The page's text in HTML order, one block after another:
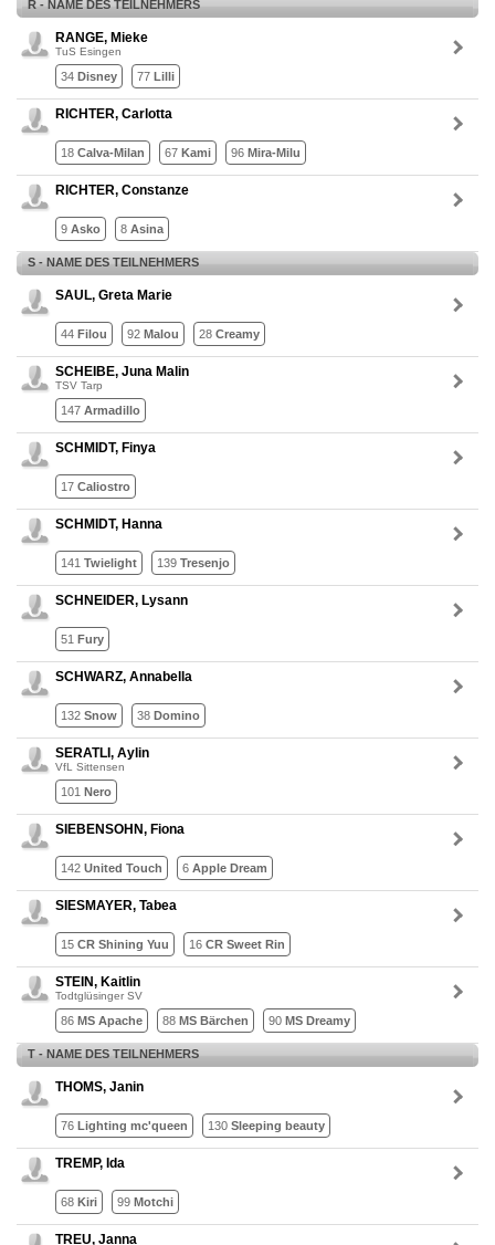
R - NAME DES TEILNEHMERS
RANGE, Mieke
TuS Esingen
34 Disney 77 Lilli
RICHTER, Carlotta
18 Calva-Milan 67 Kami 96 Mira-Milu
RICHTER, Constanze
9 Asko 8 Asina
S - NAME DES TEILNEHMERS
SAUL, Greta Marie
44 Filou 92 Malou 28 Creamy
SCHEIBE, Juna Malin
TSV Tarp
147 Armadillo
SCHMIDT, Finya
17 Caliostro
SCHMIDT, Hanna
141 Twielight 139 Tresenjo
SCHNEIDER, Lysann
51 Fury
SCHWARZ, Annabella
132 Snow 38 Domino
SERATLI, Aylin
VfL Sittensen
101 Nero
SIEBENSOHN, Fiona
142 United Touch 6 Apple Dream
SIESMAYER, Tabea
15 CR Shining Yuu 16 CR Sweet Rin
STEIN, Kaitlin
Todtglüsinger SV
86 MS Apache 88 MS Bärchen 90 MS Dreamy
T - NAME DES TEILNEHMERS
THOMS, Janin
76 Lighting mc'queen 130 Sleeping beauty
TREMP, Ida
68 Kiri 99 Motchi
TREU, Janna